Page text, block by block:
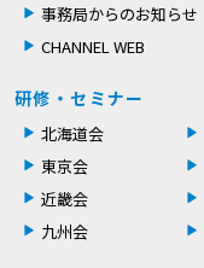
事務局からのお知らせ
CHANNEL WEB
研修・セミナー
北海道会
東京会
近畿会
九州会